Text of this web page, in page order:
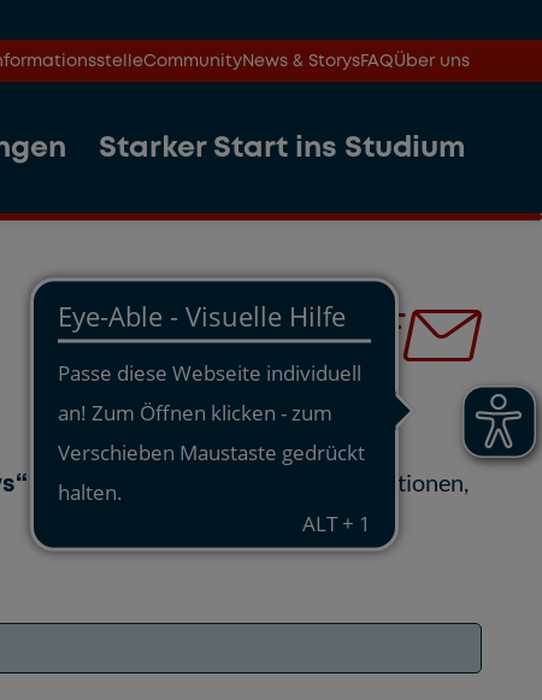
CommunityNews & StorysFAQÜber uns
Starker Start ins Studium
und erhalten alle wichtigen Informationen,